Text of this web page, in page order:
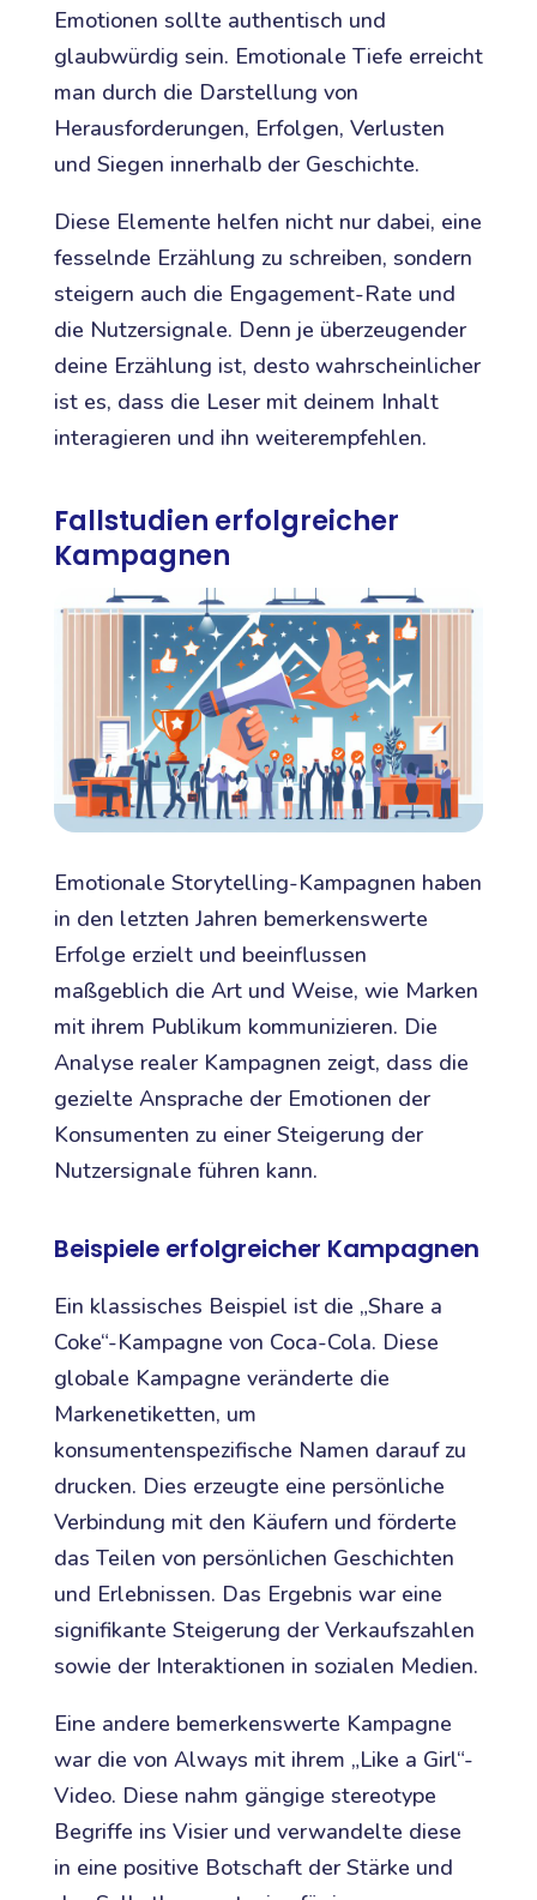
Emotionen sollte authentisch und
glaubwürdig sein. Emotionale Tiefe erreicht
man durch die Darstellung von
Herausforderungen, Erfolgen, Verlusten
und Siegen innerhalb der Geschichte.
Diese Elemente helfen nicht nur dabei, eine
fesselnde Erzählung zu schreiben, sondern
steigern auch die Engagement-Rate und
die Nutzersignale. Denn je überzeugender
deine Erzählung ist, desto wahrscheinlicher
ist es, dass die Leser mit deinem Inhalt
interagieren und ihn weiterempfehlen.
Fallstudien erfolgreicher
Kampagnen
Emotionale Storytelling-Kampagnen haben
in den letzten Jahren bemerkenswerte
Erfolge erzielt und beeinflussen
maßgeblich die Art und Weise, wie Marken
mit ihrem Publikum kommunizieren. Die
Analyse realer Kampagnen zeigt, dass die
gezielte Ansprache der Emotionen der
Konsumenten zu einer Steigerung der
Nutzersignale führen kann.
Beispiele erfolgreicher Kampagnen
Ein klassisches Beispiel ist die „Share a
Coke“-Kampagne von Coca-Cola. Diese
globale Kampagne veränderte die
Markenetiketten, um
konsumentenspezifische Namen darauf zu
drucken. Dies erzeugte eine persönliche
Verbindung mit den Käufern und förderte
das Teilen von persönlichen Geschichten
und Erlebnissen. Das Ergebnis war eine
signifikante Steigerung der Verkaufszahlen
sowie der Interaktionen in sozialen Medien.
Eine andere bemerkenswerte Kampagne
war die von Always mit ihrem „Like a Girl“-
Video. Diese nahm gängige stereotype
Begriffe ins Visier und verwandelte diese
in eine positive Botschaft der Stärke und